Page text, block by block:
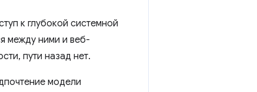
к глубокой системной
между ними и веб-
пути назад нет.
модели